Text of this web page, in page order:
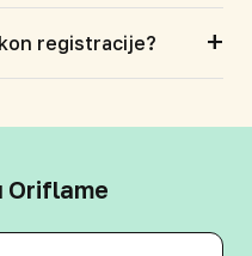
registracije? +
Oriflame